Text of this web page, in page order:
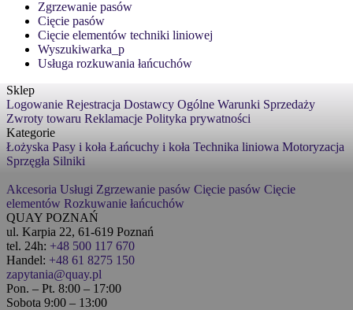
Zgrzewanie pasów
Cięcie pasów
Cięcie elementów techniki liniowej
Wyszukiwarka_p
Usługa rozkuwania łańcuchów
Sklep
Logowanie Rejestracja Dostawcy Ogólne Warunki Sprzedaży
Zwroty towaru Reklamacje Polityka prywatności
Kategorie
Łożyska Pasy i koła Łańcuchy i koła Technika liniowa Motoryzacja
Sprzęgła Silniki
Akcesoria Usługi Zgrzewanie pasów Cięcie pasów Cięcie
elementów Rozkuwanie łańcuchów
QUAY POZNAŃ
ul. Karpia 22, 61-619 Poznań
tel. 24h: +48 500 117 670
Handel: +48 61 8275 150
zapytania@quay.pl
Pon. – Pt. 8:00 – 17:00
Sobota 9:00 – 13:00